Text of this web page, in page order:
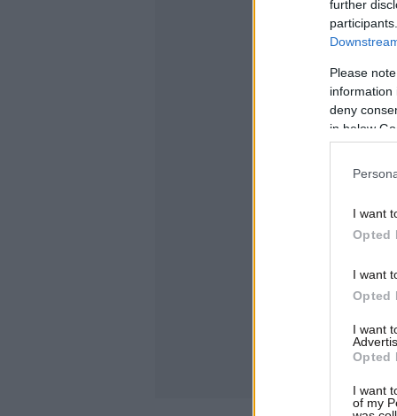
further
Please
information
deny
in below
I want
Opted
I want
Opted
I want
Opted
I want
of my